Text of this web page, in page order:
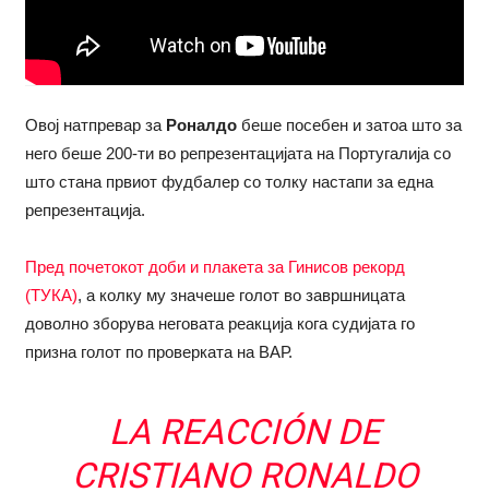
Овој натпревар за Роналдо беше посебен и затоа што за
него беше 200-ти во репрезентацијата на Португалија со
што стана првиот фудбалер со толку настапи за една
репрезентација.
Пред почетокот доби и плакета за Гинисов рекорд
(ТУКА), а колку му значеше голот во завршницата
доволно зборува неговата реакција кога судијата го
призна голот по проверката на ВАР.
LA REACCIÓN DE
CRISTIANO RONALDO